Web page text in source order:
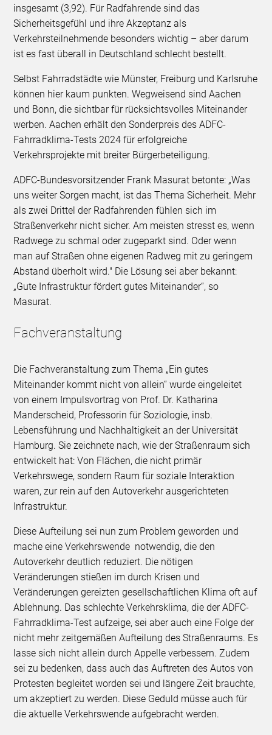
insgesamt (3,92). Für Radfahrende sind das
Sicherheitsgefühl und ihre Akzeptanz als
Verkehrsteilnehmende besonders wichtig – aber darum
ist es fast überall in Deutschland schlecht bestellt.
Selbst Fahrradstädte wie Münster, Freiburg und Karlsruhe
können hier kaum punkten. Wegweisend sind Aachen
und Bonn, die sichtbar für rücksichtsvolles Miteinander
werben. Aachen erhält den Sonderpreis des ADFC-
Fahrradklima-Tests 2024 für erfolgreiche
Verkehrsprojekte mit breiter Bürgerbeteiligung.
ADFC-Bundesvorsitzender Frank Masurat betonte: „Was
uns weiter Sorgen macht, ist das Thema Sicherheit. Mehr
als zwei Drittel der Radfahrenden fühlen sich im
Straßenverkehr nicht sicher. Am meisten stresst es, wenn
Radwege zu schmal oder zugeparkt sind. Oder wenn
man auf Straßen ohne eigenen Radweg mit zu geringem
Abstand überholt wird." Die Lösung sei aber bekannt:
„Gute Infrastruktur fördert gutes Miteinander“, so
Masurat.
Fachveranstaltung
Die Fachveranstaltung zum Thema „Ein gutes
Miteinander kommt nicht von allein“ wurde eingeleitet
von einem Impulsvortrag von Prof. Dr. Katharina
Manderscheid, Professorin für Soziologie, insb.
Lebensführung und Nachhaltigkeit an der Universität
Hamburg. Sie zeichnete nach, wie der Straßenraum sich
entwickelt hat: Von Flächen, die nicht primär
Verkehrswege, sondern Raum für soziale Interaktion
waren, zur rein auf den Autoverkehr ausgerichteten
Infrastruktur.
Diese Aufteilung sei nun zum Problem geworden und
mache eine Verkehrswende notwendig, die den
Autoverkehr deutlich reduziert. Die nötigen
Veränderungen stießen im durch Krisen und
Veränderungen gereizten gesellschaftlichen Klima oft auf
Ablehnung. Das schlechte Verkehrsklima, die der ADFC-
Fahrradklima-Test aufzeige, sei aber auch eine Folge der
nicht mehr zeitgemäßen Aufteilung des Straßenraums. Es
lasse sich nicht allein durch Appelle verbessern. Zudem
sei zu bedenken, dass auch das Auftreten des Autos von
Protesten begleitet worden sei und längere Zeit brauchte,
um akzeptiert zu werden. Diese Geduld müsse auch für
die aktuelle Verkehrswende aufgebracht werden.